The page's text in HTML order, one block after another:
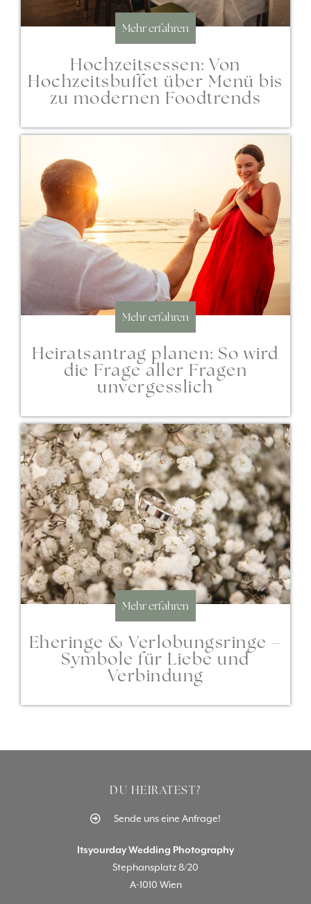
Mehr erfahren
Hochzeitsessen: Von
Hochzeitsbuffet über Menü bis
zu modernen Foodtrends
Mehr erfahren
Heiratsantrag planen: So wird
die Frage aller Fragen
unvergesslich
Mehr erfahren
Eheringe & Verlobungsringe –
Symbole für Liebe und
Verbindung
DU HEIRATEST?
Sende uns eine Anfrage!
Itsyourday Wedding Photography
Stephansplatz 8/20
A-1010 Wien